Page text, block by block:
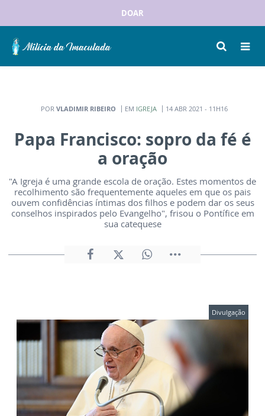
DOAR
POR VLADIMIR RIBEIRO EM IGREJA 14 ABR 2021 - 11H16
Papa Francisco: sopro da fé é
a oração
"A Igreja é uma grande escola de oração. Estes momentos de
recolhimento são frequentemente aqueles em que os pais
ouvem confidências íntimas dos filhos e podem dar os seus
conselhos inspirados pelo Evangelho", frisou o Pontífice em
sua catequese
Divulgação